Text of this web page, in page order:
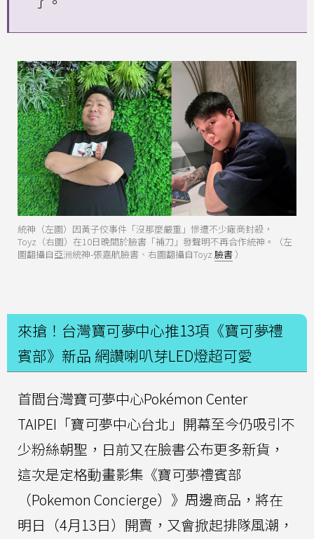
統神（左圖）因黃子佼事件「沒那麼嚴重」慘遭不少廠商封殺，
Toyz（右圖）在10日晚間於臉書「補刀」發聲明不再合作統神。（左
圖翻攝自亞洲統神-張嘉航臉書、右圖翻攝自Toyz 臉書 ）
來搶！台灣寶可夢中心推13項《寶可夢禮
賓部》新品 網讚喇叭芽LED燈超可愛
首間台灣寶可夢中心Pokémon Center
TAIPEI「寶可夢中心台北」開幕至今仍吸引不
少粉絲朝聖，日前又在臉書公布更多新貨，
這次是定格動畫影集《寶可夢禮賓部
（Pokemon Concierge）》周邊商品，將在
明日（4月13日）開賣，又會掀起排隊風潮，